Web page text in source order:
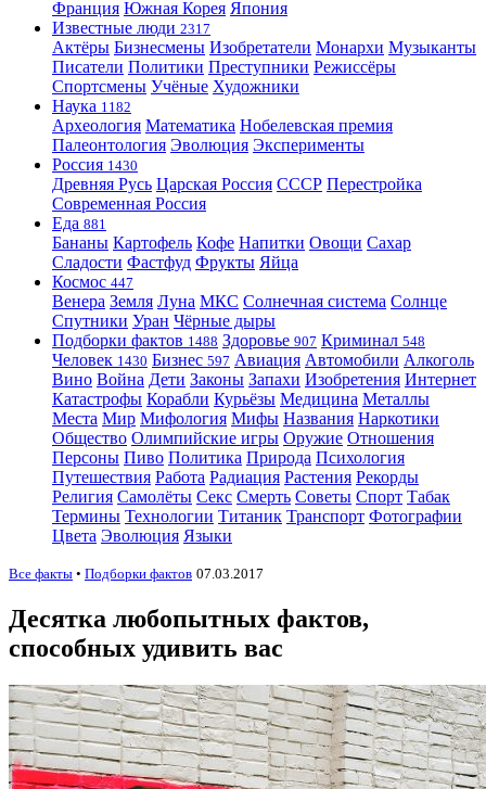
Франция Южная Корея Япония
Известные люди 2317
Актёры Бизнесмены Изобретатели Монархи Музыканты
Писатели Политики Преступники Режиссёры
Спортсмены Учёные Художники
Наука 1182
Археология Математика Нобелевская премия
Палеонтология Эволюция Эксперименты
Россия 1430
Древняя Русь Царская Россия СССР Перестройка
Современная Россия
Еда 881
Бананы Картофель Кофе Напитки Овощи Сахар
Сладости Фастфуд Фрукты Яйца
Космос 447
Венера Земля Луна МКС Солнечная система Солнце
Спутники Уран Чёрные дыры
Подборки фактов 1488 Здоровье 907 Криминал 548
Человек 1430 Бизнес 597 Авиация Автомобили Алкоголь
Вино Война Дети Законы Запахи Изобретения Интернет
Катастрофы Корабли Курьёзы Медицина Металлы
Места Мир Мифология Мифы Названия Наркотики
Общество Олимпийские игры Оружие Отношения
Персоны Пиво Политика Природа Психология
Путешествия Работа Радиация Растения Рекорды
Религия Самолёты Секс Смерть Советы Спорт Табак
Термины Технологии Титаник Транспорт Фотографии
Цвета Эволюция Языки
Все факты • Подборки фактов 07.03.2017
Десятка любопытных фактов,
способных удивить вас